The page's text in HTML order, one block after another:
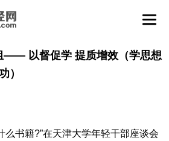
—— 以督促学 提质增效（学思想
）
书籍?”在天津大学年轻干部座谈会